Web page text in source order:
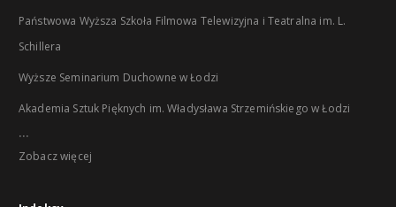
Państwowa Wyższa Szkoła Filmowa Telewizyjna i Teatralna im. L.
Schillera
Wyższe Seminarium Duchowne w Łodzi
Akademia Sztuk Pięknych im. Władysława Strzemińskiego w Łodzi
...
Zobacz więcej